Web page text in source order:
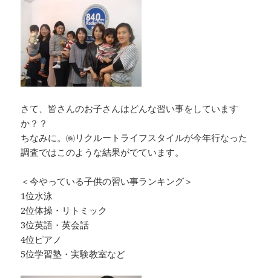
さて、皆さんのお子さんはどんな習い事をしています
か？？
ちなみに。㈱リクルートライフスタイルが今年行なった
調査ではこのような結果がでています。
＜今やっている子供の習い事ランキング＞
1位水泳
2位体操・リトミック
3位英語・英会話
4位ピアノ
5位学習塾・実験教室など